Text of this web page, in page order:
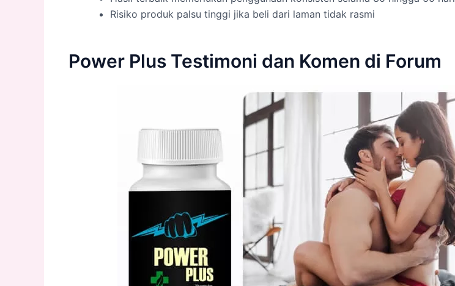
Risiko produk palsu tinggi jika beli dari laman tidak rasmi
Power Plus Testimoni dan Komen di Forum